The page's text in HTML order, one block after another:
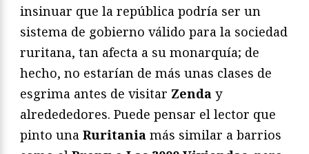
insinuar que la república podría ser un
sistema de gobierno válido para la sociedad
ruritana, tan afecta a su monarquía; de
hecho, no estarían de más unas clases de
esgrima antes de visitar Zenda y
alredededores. Puede pensar el lector que
pinto una Ruritania más similar a barrios